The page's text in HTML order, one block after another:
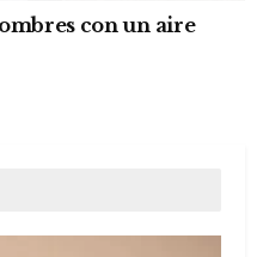
con un aire